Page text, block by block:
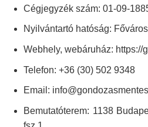
Cégjegyzék szám: 01-09-
Nyilvántartó hatóság:
Webhely, webáruház: https://
Telefon: +36 (30) 502 9348
Email:
Bemutatóterem: 1138